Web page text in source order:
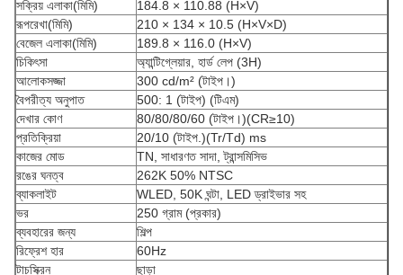
সক্রিয় এলাকা(মিমি)
184.8 × 110.88 (H×V)
রূপরেখা(মিমি)
210 × 134 × 10.5 (H×V×D)
বেজেল এলাকা(মিমি)
189.8 × 116.0 (H×V)
চিকিৎসা
অ্যান্টিগ্লেয়ার, হার্ড লেপ (3H)
আলোকসজ্জা
300 cd/m² (টাইপ।)
বৈপরীত্য অনুপাত
500: 1 (টাইপ) (টিএম)
দেখার কোণ
80/80/80/60 (টাইপ।)(CR≥10)
প্রতিক্রিয়া
20/10 (টাইপ.)(Tr/Td) ms
কাজের মোড
TN, সাধারণত সাদা, ট্রান্সমিসিভ
রঙের ঘনত্ব
262K 50% NTSC
ব্যাকলাইট
WLED, 50K ঘন্টা, LED ড্রাইভার সহ
ভর
250 গ্রাম (প্রকার)
ব্যবহারের জন্য
শিল্প
রিফ্রেশ হার
60Hz
টাচস্ক্রিন
ছাড়া